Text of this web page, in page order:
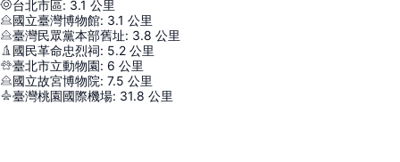
台北市區: 3.1 公里
國立臺灣博物館: 3.1 公里
臺灣民眾黨本部舊址: 3.8 公里
國民革命忠烈祠: 5.2 公里
臺北市立動物園: 6 公里
國立故宮博物院: 7.5 公里
臺灣桃園國際機場: 31.8 公里